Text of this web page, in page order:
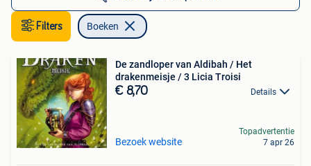
Filters Boeken
De zandloper van Aldibah / Het
drakenmeisje / 3 Licia Troisi
€ 8,70 Details
Bezoek website
Topadvertentie
7 apr 26